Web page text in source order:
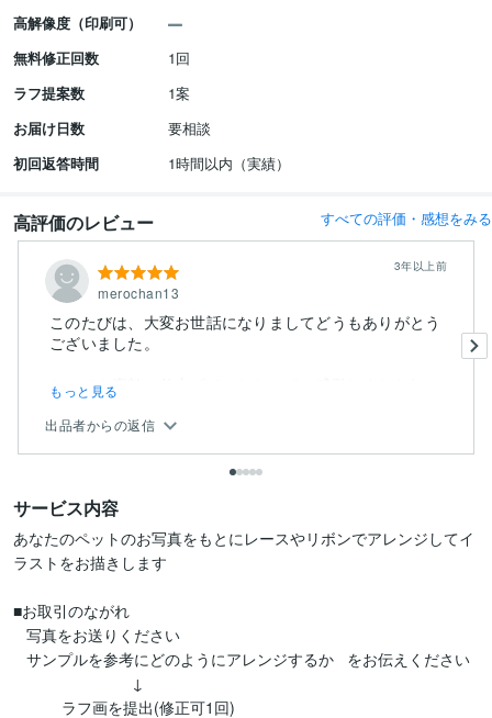
高解像度（印刷可）
無料修正回数
1回
ラフ提案数
1案
お届け日数
要相談
初回返答時間
1時間以内（実績）
高評価のレビュー すべての評価・感想をみる
merochan13
3年以上前
このたびは、大変お世話になりましてどうもありがとう
ございました。
とっても素敵に仕上げていただいて、感動しました(...
もっと見る
出品者からの返信
サービス内容
あなたのペットのお写真をもとにレースやリボンでアレンジしてイ
ラストをお描きします
■お取引のながれ